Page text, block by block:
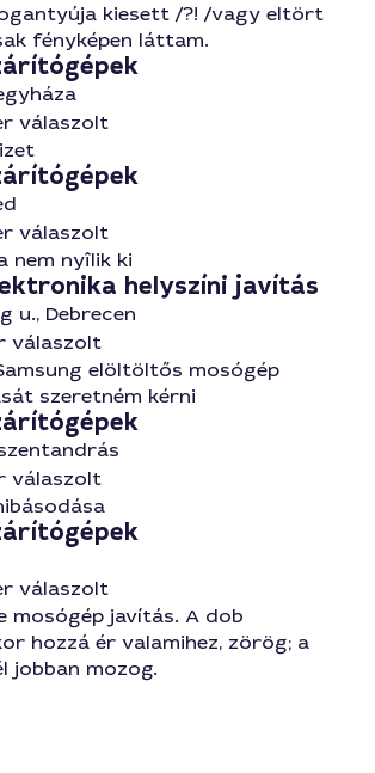
kiesett /?! /vagy eltört
fényképen láttam.
válaszolt
válaszolt
nem nyîlik ki
helyszíni javítás
u., Debrecen
válaszolt
elöltöltős mosógép
szeretném kérni
válaszolt
válaszolt
mosógép javítás. A dob
hozzá ér valamihez, zörög; a
jobban mozog.